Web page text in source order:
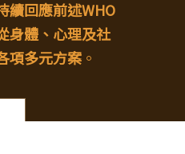
續回應前述WHO
身體、心理及社
項多元方案 。